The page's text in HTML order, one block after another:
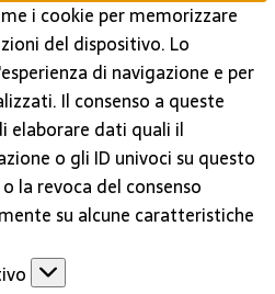
i cookie per memorizzare
del dispositivo. Lo
di navigazione e per
Il consenso a queste
elaborare dati quali il
o gli ID univoci su questo
la revoca del consenso
su alcune caratteristiche